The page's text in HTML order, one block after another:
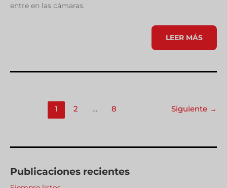
entre en las cámaras.
LIMPIEZA
LOS
LOS
LEER MÁS
1 2 … 8 Siguiente →
Publicaciones recientes